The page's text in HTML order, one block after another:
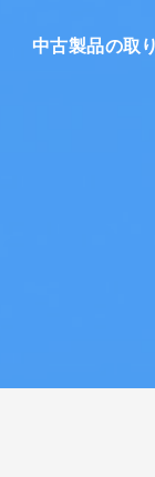
中古製品の取